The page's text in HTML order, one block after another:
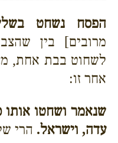
הפסח נשחט
מרובים] בין
לשחוט בבת אחת,
אחר זו:
שנאמר ושחטו
עדה, וישראל. הרי